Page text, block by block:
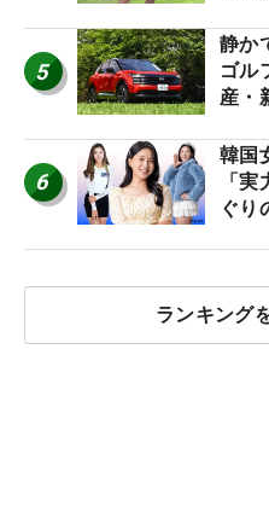
5
静か
ゴル
産・
6
韓国
「
ぐり
ランキング